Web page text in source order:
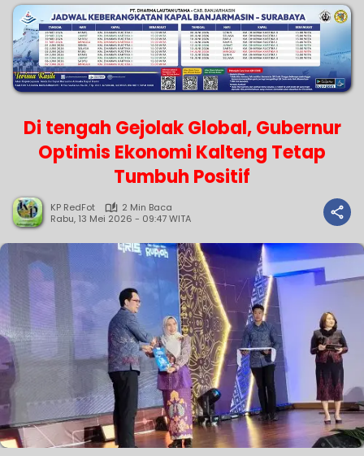
Di tengah Gejolak Global, Gubernur
Optimis Ekonomi Kalteng Tetap
Tumbuh Positif
KP RedFot
2 Min Baca
Rabu, 13 Mei 2026 - 09:47 WITA